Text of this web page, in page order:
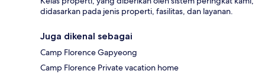
didasarkan pada jenis properti, fasilitas, dan layanan.
Juga dikenal sebagai
Camp Florence Gapyeong
Camp Florence Private vacation home